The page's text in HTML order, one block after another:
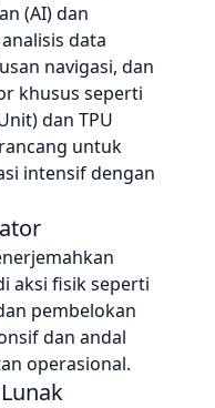
(AI) dan
data
navigasi, dan
khusus seperti
dan TPU
untuk
intensif dengan
aksi fisik seperti
pembelokan
dan andal
operasional.